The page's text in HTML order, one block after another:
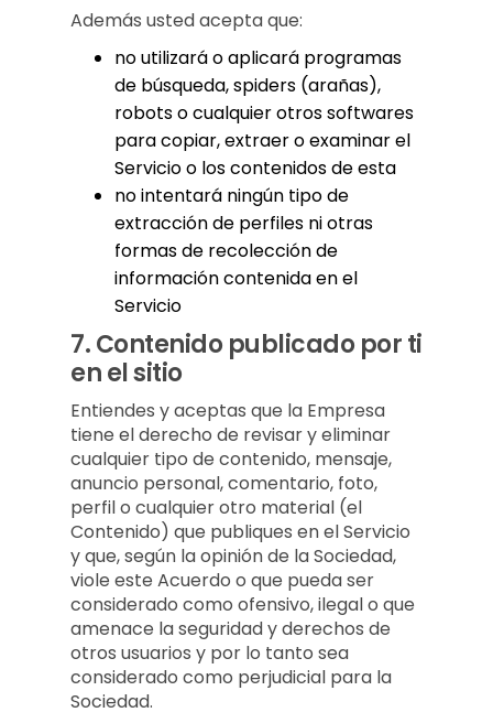
Además usted acepta que:
no utilizará o aplicará programas
de búsqueda, spiders (arañas),
robots o cualquier otros softwares
para copiar, extraer o examinar el
Servicio o los contenidos de esta
no intentará ningún tipo de
extracción de perfiles ni otras
formas de recolección de
información contenida en el
Servicio
7.Contenido publicado por ti
en el sitio
Entiendes y aceptas que la Empresa
tiene el derecho de revisar y eliminar
cualquier tipo de contenido, mensaje,
anuncio personal, comentario, foto,
perfil o cualquier otro material (el
Contenido) que publiques en el Servicio
y que, según la opinión de la Sociedad,
viole este Acuerdo o que pueda ser
considerado como ofensivo, ilegal o que
amenace la seguridad y derechos de
otros usuarios y por lo tanto sea
considerado como perjudicial para la
Sociedad.